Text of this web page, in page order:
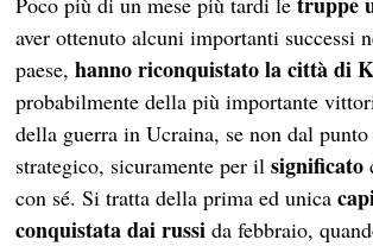
aver ottenuto alcuni importanti successi
paese,hanno riconquistato la città di
probabilmente della più importante
della guerra in Ucraina, se non dal
strategico, sicuramente per ilsignificato
con sé. Si tratta della prima ed unica
conquistata dai russida febbraio,